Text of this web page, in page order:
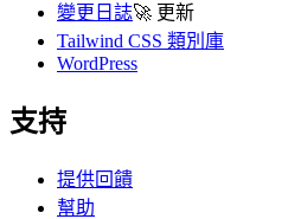
變更日誌🚀 更新
Tailwind CSS 類別庫
WordPress
支持
提供回饋
幫助